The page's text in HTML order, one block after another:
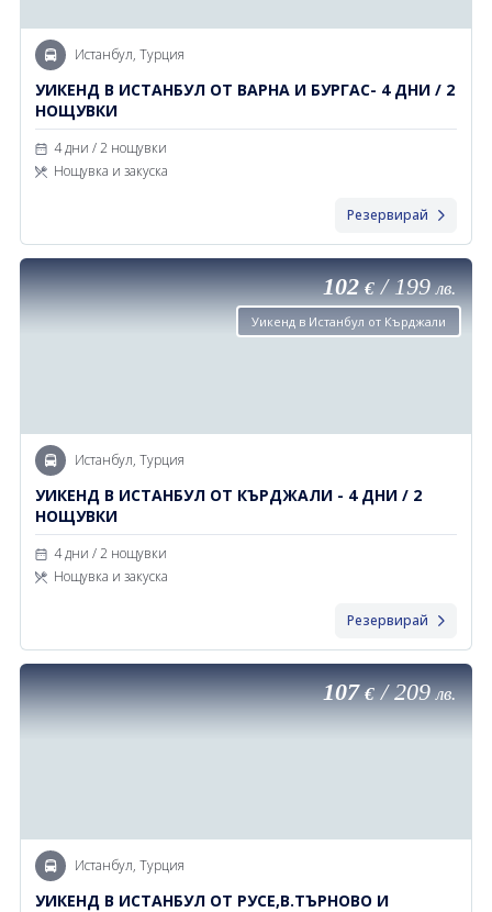
Истанбул, Турция
УИКЕНД В ИСТАНБУЛ ОТ ВАРНА И БУРГАС- 4 ДНИ / 2
НОЩУВКИ
4 дни / 2 нощувки
Нощувка и закуска
Резервирай
Уикенд в Истанбул от Кърджали
102 €/199 лв.
Истанбул, Турция
УИКЕНД В ИСТАНБУЛ ОТ КЪРДЖАЛИ - 4 ДНИ / 2
НОЩУВКИ
4 дни / 2 нощувки
Нощувка и закуска
Резервирай
107 €/209 лв.
Истанбул, Турция
УИКЕНД В ИСТАНБУЛ ОТ РУСЕ,В.ТЪРНОВО И